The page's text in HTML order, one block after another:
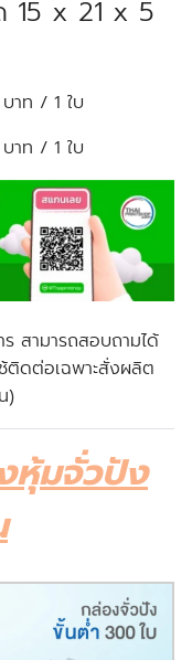
15 x 21 x 5
าท / 1 ใบ
าท / 1 ใบ
สามารถสอบถามได้
ติดต่อเฉพาะสั่งผลิต
)
มจั่วปัง